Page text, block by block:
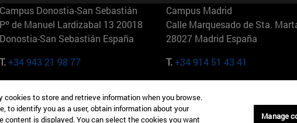
Campus Donostia-San Sebastián
Pº de Manuel Lardizabal 13 20018
Donostia-San Sebastián España
T.+34 943 21 98 77
Campus Madrid
Calle Marquesado de Sta.
28027 Madrid España
T.+34 914 51 43 41
165 W 57th St 10019-2201 Nueva York
EE.UU
Maria-Theresia-Straße 15 81675
Múnich Alemania
to store and retrieve information when you browse.
to identify you as a user, obtain information about your
content is displayed. You can select the cookies you want
Manage